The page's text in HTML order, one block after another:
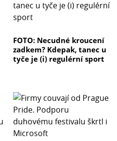
FOTO: Necudné kroucení
zadkem? Kdepak, tanec u
tyče je (i) regulérní sport